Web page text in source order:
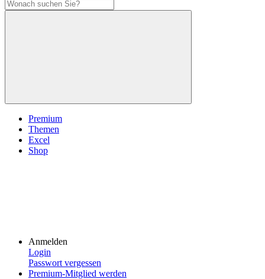
Premium
Themen
Excel
Shop
Anmelden
Login
Passwort vergessen
Premium-Mitglied werden